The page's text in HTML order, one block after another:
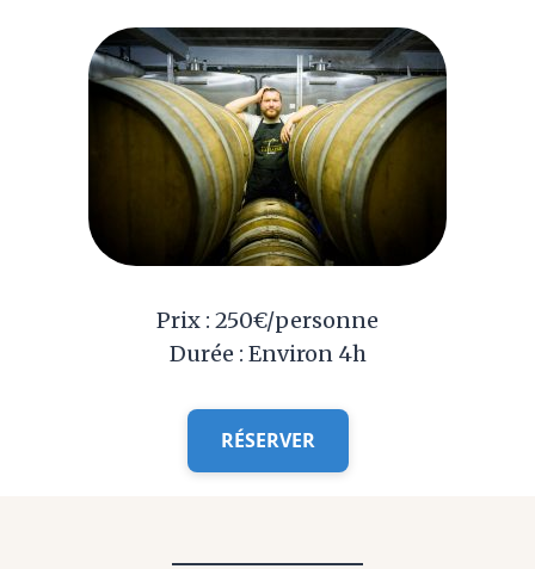
Prix : 250€/personne
Durée : Environ 4h
RÉSERVER